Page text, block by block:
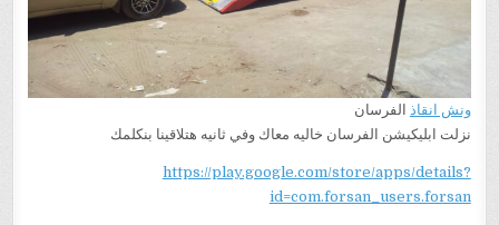
ونش انقاذ الفرسان
نزلت ابليكيشن الفرسان خاليه معاك وفي ثانيه هتلاقينا بنكلمك
https://play.google.com/store/apps/details?
id=com.forsan_users.forsan